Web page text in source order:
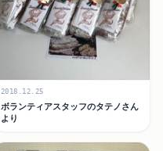
2018.12.25
ボランティアスタッフのタテノさん
より